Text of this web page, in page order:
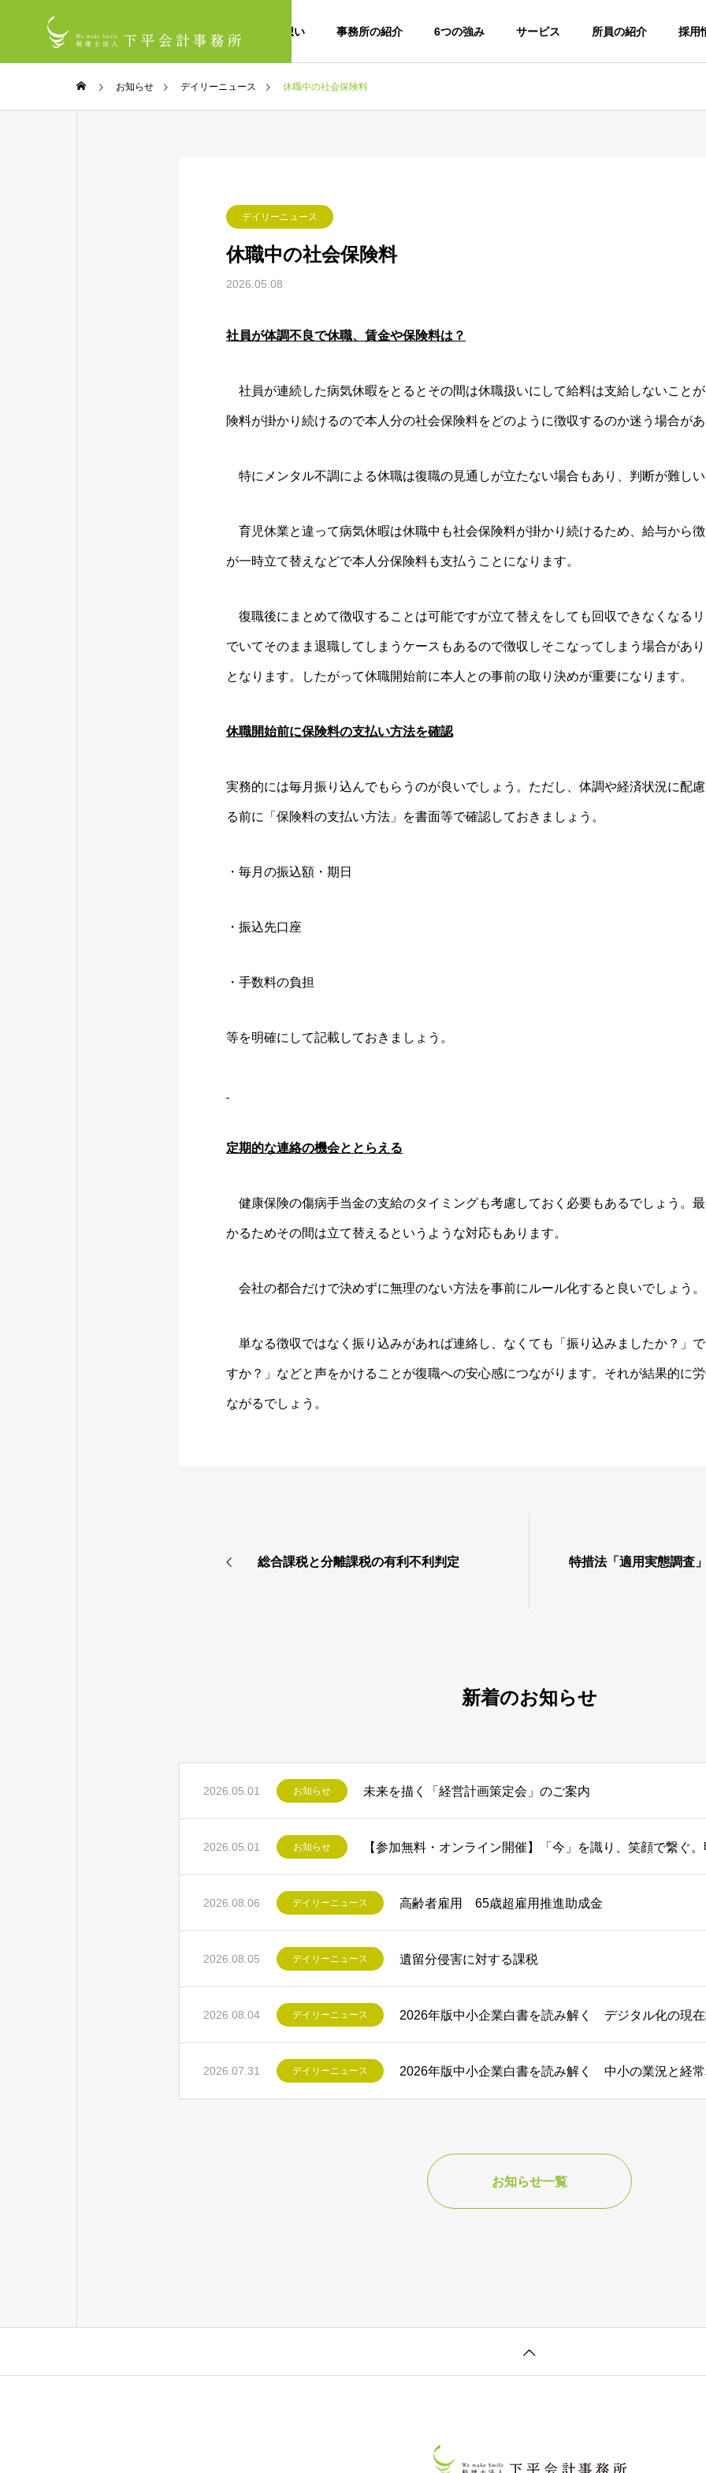
私たちの想い 事務所の紹介 6つの強み サービス 所員の紹介 採用
お知らせ デイリーニュース 休職中の社会保険料
デイリーニュース
休職中の社会保険料
2026.05.08
社員が体調不良で休職、賃金や保険料は？
社員が連続した病気休暇をとるとその間は休職扱いにして給料は支給しないこと
険料が掛かり続けるので本人分の社会保険料をどのように徴収するのか迷う場合が
特にメンタル不調による休職は復職の見通しが立たない場合もあり、判断が難し
育児休業と違って病気休暇は休職中も社会保険料が掛かり続けるため、給与から
が一時立て替えなどで本人分保険料も支払うことになります。
復職後にまとめて徴収することは可能ですが立て替えをしても回収できなくなる
でいてそのまま退職してしまうケースもあるので徴収しそこなってしまう場合があ
となります。したがって休職開始前に本人との事前の取り決めが重要になります。
休職開始前に保険料の支払い方法を確認
実務的には毎月振り込んでもらうのが良いでしょう。ただし、体調や経済状況に配
る前に「保険料の支払い方法」を書面等で確認しておきましょう。
・毎月の振込額・期日
・振込先口座
・手数料の負担
等を明確にして記載しておきましょう。
定期的な連絡の機会ととらえる
健康保険の傷病手当金の支給のタイミングも考慮しておく必要もあるでしょう。
かるためその間は立て替えるというような対応もあります。
会社の都合だけで決めずに無理のない方法を事前にルール化すると良いでしょう。
単なる徴収ではなく振り込みがあれば連絡し、なくても「振り込みましたか？」
すか？」などと声をかけることが復職への安心感につながります。それが結果的に
ながるでしょう。
総合課税と分離課税の有利不利判定 特措法「適用実態調査
新着のお知らせ
2026.05.01 お知らせ 未来を描く「経営計画策定会」のご案内
2026.05.01 お知らせ 【参加無料・オンライン開催】「今」を識り、笑顔で繋ぐ
2026.08.06 デイリーニュース 高齢者雇用 65歳超雇用推進助成金
2026.08.05 デイリーニュース 遺留分侵害に対する課税
2026.08.04 デイリーニュース 2026年版中小企業白書を読み解く デジタル化の現
2026.07.31 デイリーニュース 2026年版中小企業白書を読み解く 中小の業況と経
お知らせ一覧